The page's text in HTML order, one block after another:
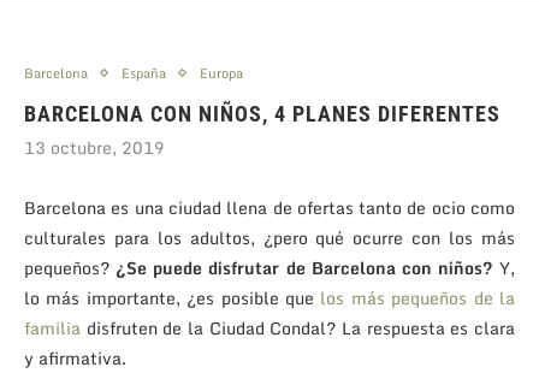
Barcelona España Europa
BARCELONA CON NIÑOS, 4 PLANES DIFERENTES
13 octubre, 2019
Barcelona es una ciudad llena de ofertas tanto de ocio como
culturales para los adultos, ¿pero qué ocurre con los más
pequeños? ¿Se puede disfrutar de Barcelona con niños? Y,
lo más importante, ¿es posible que los más pequeños de la
familia disfruten de la Ciudad Condal? La respuesta es clara
y afirmativa.